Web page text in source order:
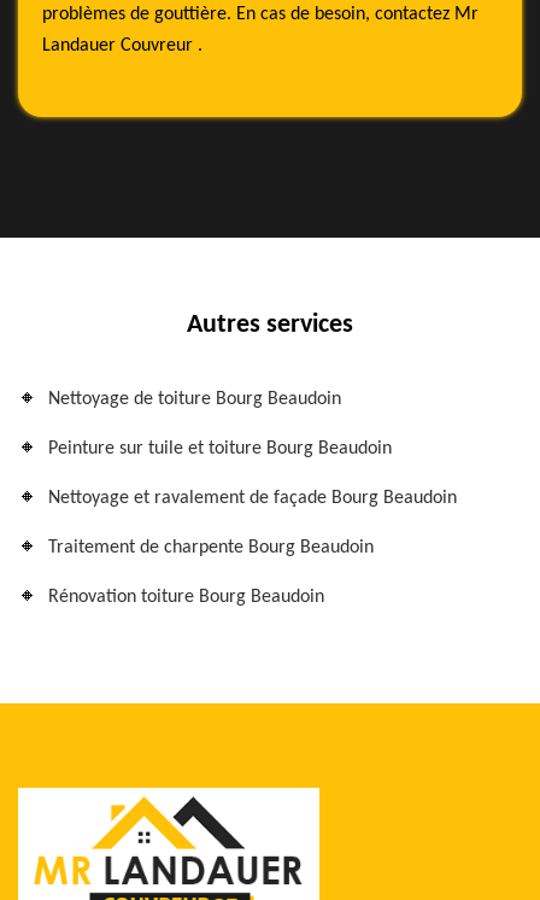
problèmes de gouttière. En cas de besoin, contactez Mr
Landauer Couvreur .
Autres services
Nettoyage de toiture Bourg Beaudoin
Peinture sur tuile et toiture Bourg Beaudoin
Nettoyage et ravalement de façade Bourg Beaudoin
Traitement de charpente Bourg Beaudoin
Rénovation toiture Bourg Beaudoin